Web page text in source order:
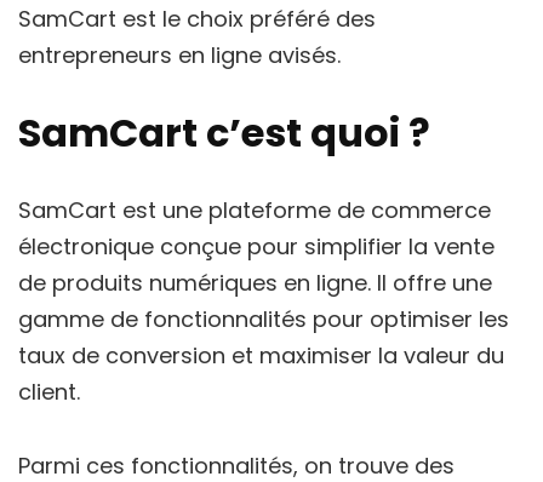
SamCart est le choix préféré des
entrepreneurs en ligne avisés.
SamCart c’est quoi ?
SamCart est une plateforme de commerce
électronique conçue pour simplifier la vente
de produits numériques en ligne. Il offre une
gamme de fonctionnalités pour optimiser les
taux de conversion et maximiser la valeur du
client.
Parmi ces fonctionnalités, on trouve des